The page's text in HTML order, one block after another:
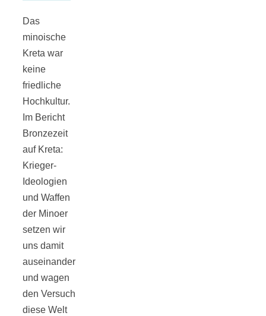
Das
minoische
Kreta war
keine
friedliche
Hochkultur.
Im Bericht
Bronzezeit
auf Kreta:
Krieger-
Ideologien
und Waffen
der Minoer
setzen wir
uns damit
auseinander
und wagen
den Versuch
diese Welt